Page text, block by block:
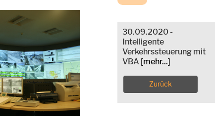
30.09.2020 -
Intelligente
Verkehrssteuerung mit
VBA [mehr...]
Zurück